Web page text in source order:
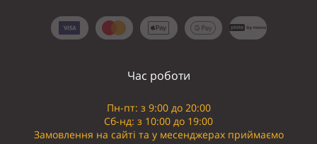
Час роботи
Пн-пт: з 9:00 до 20:00
Сб-нд: з 10:00 до 19:00
Замовлення на сайті та у месенджерах приймаємо